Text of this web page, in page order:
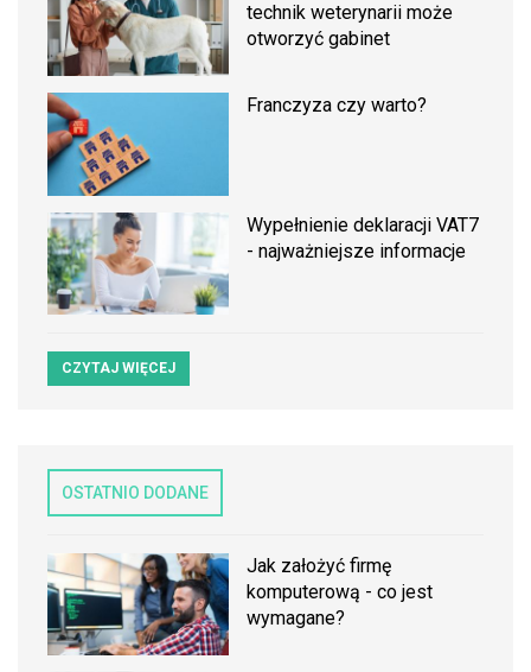
technik weterynarii może
otworzyć gabinet
Franczyza czy warto?
Wypełnienie deklaracji VAT7
- najważniejsze informacje
CZYTAJ WIĘCEJ
OSTATNIO DODANE
Jak założyć firmę
komputerową - co jest
wymagane?